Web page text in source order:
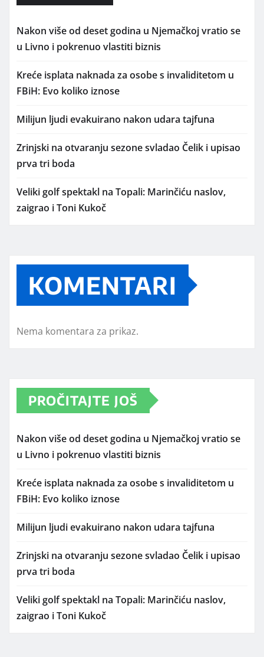
Nakon više od deset godina u Njemačkoj vratio se
u Livno i pokrenuo vlastiti biznis
Kreće isplata naknada za osobe s invaliditetom u
FBiH: Evo koliko iznose
Milijun ljudi evakuirano nakon udara tajfuna
Zrinjski na otvaranju sezone svladao Čelik i upisao
prva tri boda
Veliki golf spektakl na Topali: Marinčiću naslov,
zaigrao i Toni Kukoč
KOMENTARI
Nema komentara za prikaz.
PROČITAJTE JOŠ
Nakon više od deset godina u Njemačkoj vratio se
u Livno i pokrenuo vlastiti biznis
Kreće isplata naknada za osobe s invaliditetom u
FBiH: Evo koliko iznose
Milijun ljudi evakuirano nakon udara tajfuna
Zrinjski na otvaranju sezone svladao Čelik i upisao
prva tri boda
Veliki golf spektakl na Topali: Marinčiću naslov,
zaigrao i Toni Kukoč